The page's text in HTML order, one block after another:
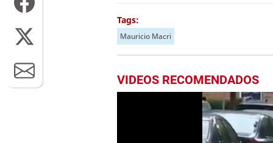
Tags:
Mauricio Macri
VIDEOS RECOMENDADOS